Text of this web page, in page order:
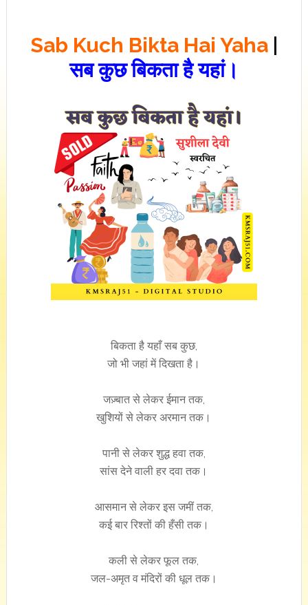
Sab Kuch Bikta Hai Yaha|
सब कुछ बिकता है यहां।
बिकता है यहाँ सब कुछ,
जो भी जहां में दिखता है।
जज़्बात से लेकर ईमान तक,
खुशियों से लेकर अरमान तक।
पानी से लेकर शुद्ध हवा तक,
सांस देने वाली हर दवा तक।
आसमान से लेकर इस जमीं तक,
कई बार रिश्तों की हँसी तक।
कली से लेकर फूल तक,
जल-अमृत व मंदिरों की धूल तक।